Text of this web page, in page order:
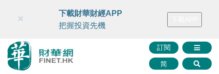
財華智庫網 FINTV FINMETA 財華證券 媒體矩陣
訂閱
简
×
下載財華財經APP
把握投資先機